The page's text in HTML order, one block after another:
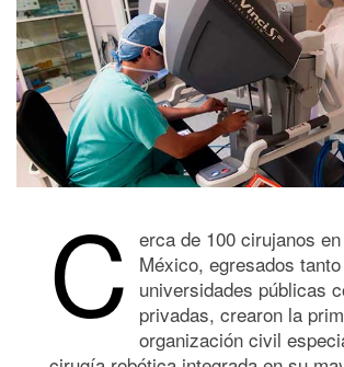
C erca de 100 cirujanos
México, egresados
universidades públicas
privadas, crearon la
organización civil